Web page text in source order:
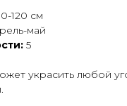
120 см
май
5
украсить любой